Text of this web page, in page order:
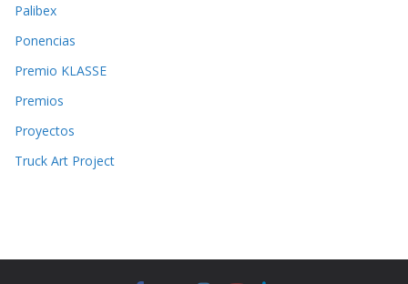
Palibex
Ponencias
Premio KLASSE
Premios
Proyectos
Truck Art Project